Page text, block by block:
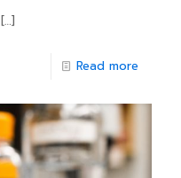
[…]
Read more